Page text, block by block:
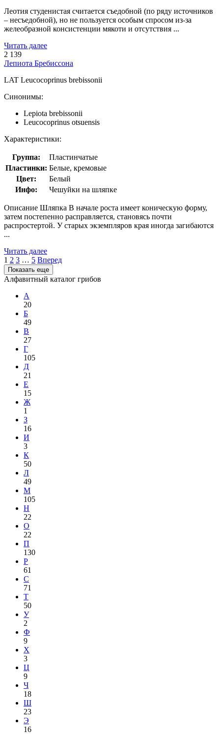
Леотия студенистая считается съедобной (по ряду источников
– несъедобной), но не пользуется особым спросом из-за
желеобразной консистенции мякоти и отсутствия ...
Читать далее
2 139
Лепиота Бребиссона
LAT Leucocoprinus brebissonii
Синонимы:
Lepiota brebissonii
Leucocoprinus otsuensis
Характеристики:
Группа:
Пластинчатые
Пластинки: Белые, кремовые
Цвет:
Белый
Инфо:
Чешуйки на шляпке
Описание Шляпка В начале роста имеет коническую форму,
затем постепенно расправляется, становясь почти
распростертой. У старых экземпляров края иногда загибаются
...
Читать далее
1 2 3 … 5 Вперед
Показать еще
Алфавитный каталог грибов
А
20
Б
49
В
27
Г
105
Д
21
Е
15
Ж
1
З
16
И
3
К
50
Л
49
М
105
Н
22
О
22
П
130
Р
61
С
71
Т
50
У
2
Ф
9
Х
3
Ц
9
Ч
18
Ш
23
Э
16